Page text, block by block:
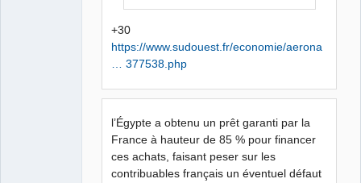
+30
https://www.sudouest.fr/economie/aerona
… 377538.php
l’Égypte a obtenu un prêt garanti par la
France à hauteur de 85 % pour financer
ces achats, faisant peser sur les
contribuables français un éventuel défaut